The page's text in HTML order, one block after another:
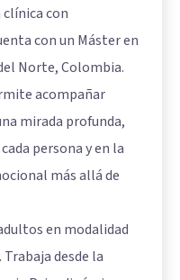
con
con un Máster en
Norte, Colombia.
acompañar
mirada profunda,
persona y en la
más allá de
en modalidad
desde la